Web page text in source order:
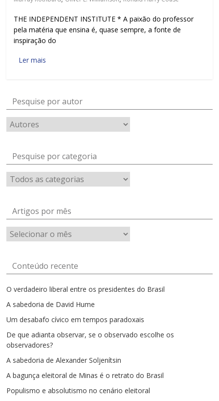
THE INDEPENDENT INSTITUTE * A paixão do professor
pela matéria que ensina é, quase sempre, a fonte de
inspiração do
Ler mais
Pesquise por autor
Pesquise por categoria
Artigos por mês
Artigos
por
Conteúdo recente
O verdadeiro liberal entre os presidentes do Brasil
A sabedoria de David Hume
Um desabafo cívico em tempos paradoxais
De que adianta observar, se o observado escolhe os
observadores?
A sabedoria de Alexander Soljenítsin
A bagunça eleitoral de Minas é o retrato do Brasil
Populismo e absolutismo no cenário eleitoral